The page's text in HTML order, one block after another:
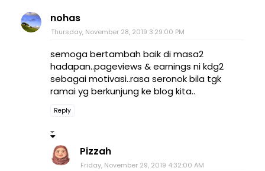
nohas
Thursday, November 28, 2019 3:29:00 PM
semoga bertambah baik di masa2
hadapan..pageviews & earnings ni kdg2
sebagai motivasi..rasa seronok bila tgk
ramai yg berkunjung ke blog kita..
Reply
Pizzah
Friday, November 29, 2019 4:32:00 AM